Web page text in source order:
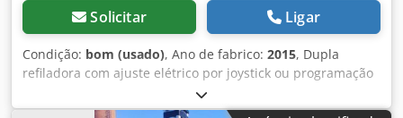
Solicitar Ligar
Condição: bom (usado), Ano de fabrico: 2015, Dupla
refiladora com ajuste elétrico por joystick ou programação
(fabricante Weintek Áustria). Alinhamento da viga por 3
correntes transversais (podem ser acionadas